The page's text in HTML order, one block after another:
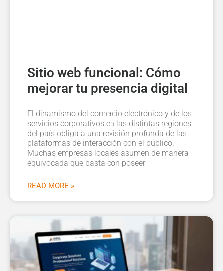
Sitio web funcional: Cómo
mejorar tu presencia digital
El dinamismo del comercio electrónico y de los
servicios corporativos en las distintas regiones
del país obliga a una revisión profunda de las
plataformas de interacción con el público.
Muchas empresas locales asumen de manera
equivocada que basta con poseer
READ MORE »